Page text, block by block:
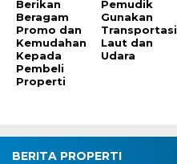
Berikan
Beragam
Promo dan
Kemudahan
Kepada
Pembeli
Properti
Pemudik
Gunakan
Transportasi
Laut dan
Udara
BERITA PROPERTI